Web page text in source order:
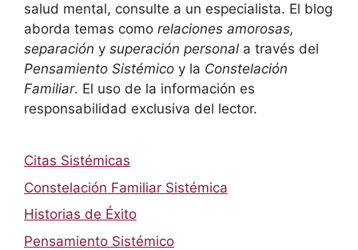
salud mental, consulte a un especialista. El blog
aborda temas como relaciones amorosas,
separación y superación personal a través del
Pensamiento Sistémico y la Constelación
Familiar. El uso de la información es
responsabilidad exclusiva del lector.
Citas Sistémicas
Constelación Familiar Sistémica
Historias de Éxito
Pensamiento Sistémico